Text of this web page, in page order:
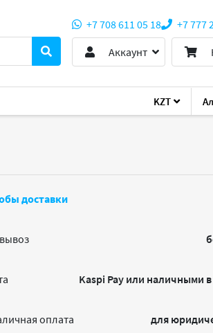
KZT
+7 708 611 05 18
+7 777
Аккаунт
доставки
Kaspi Pay или наличными в
оплата для